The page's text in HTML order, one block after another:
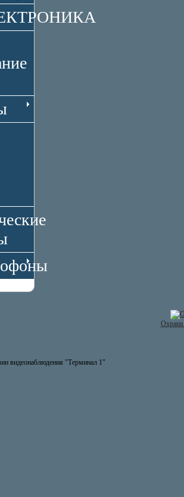
видеонаблюдения "Терминал 1"